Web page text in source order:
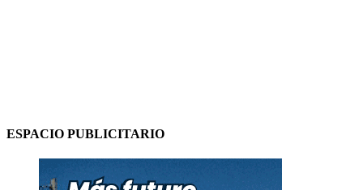
ESPACIO PUBLICITARIO